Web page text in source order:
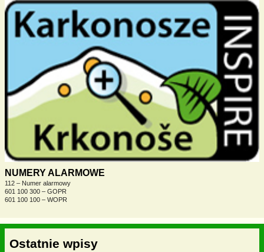
NUMERY ALARMOWE
112 – Numer alarmowy
601 100 300 – GOPR
601 100 100 – WOPR
Ostatnie wpisy